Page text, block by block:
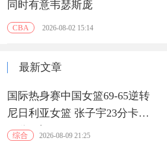
同时有意韦瑟斯庞
CBA 2026-08-02 15:14
最新文章
国际热身赛中国女篮69-65逆转
尼日利亚女篮 张子宇23分卡鲁
13分3助
综合 2026-08-09 21:25